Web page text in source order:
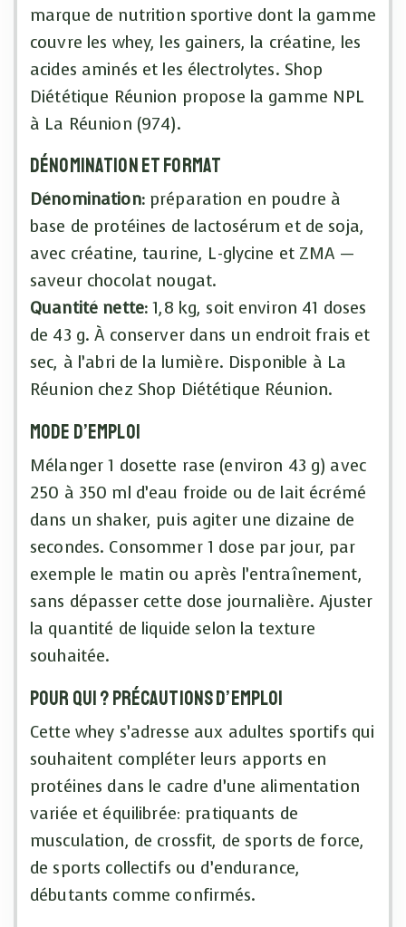
marque de nutrition sportive dont la gamme
couvre les whey, les gainers, la créatine, les
acides aminés et les électrolytes. Shop
Diététique Réunion propose la gamme NPL
à La Réunion (974).
Dénomination et format
Dénomination:préparation en poudre à
base de protéines de lactosérum et de soja,
avec créatine, taurine, L-glycine et ZMA —
saveur chocolat nougat.
Quantité nette: 1,8 kg, soit environ 41 doses
de 43 g. À conserver dans un endroit frais et
sec, à l’abri de la lumière. Disponible à La
Réunion chez Shop Diététique Réunion.
Mode d’emploi
Mélanger 1 dosette rase (environ 43 g) avec
250 à 350 ml d’eau froide ou de lait écrémé
dans un shaker, puis agiter une dizaine de
secondes. Consommer 1 dose par jour, par
exemple le matin ou après l’entraînement,
sans dépasser cette dose journalière. Ajuster
la quantité de liquide selon la texture
souhaitée.
Pour qui ? Précautions d’emploi
Cette whey s’adresse aux adultes sportifs qui
souhaitent compléter leurs apports en
protéines dans le cadre d’une alimentation
variée et équilibrée: pratiquants de
musculation, de crossfit, de sports de force,
de sports collectifs ou d’endurance,
débutants comme confirmés.